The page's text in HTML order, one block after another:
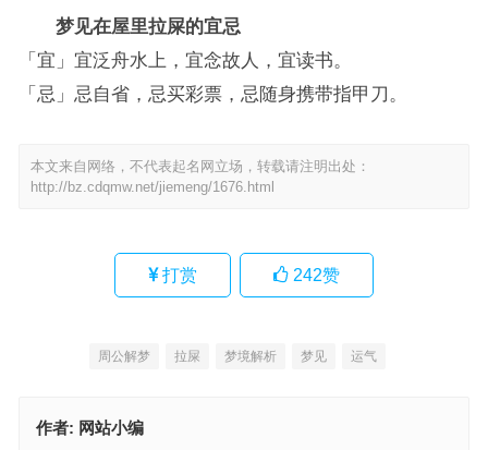
梦见在屋里拉屎的宜忌
「宜」宜泛舟水上，宜念故人，宜读书。
「忌」忌自省，忌买彩票，忌随身携带指甲刀。
本文来自网络，不代表起名网立场，转载请注明出处：
http://bz.cdqmw.net/jiemeng/1676.html
打赏 242赞
周公解梦 拉屎 梦境解析 梦见 运气
作者: 网站小编